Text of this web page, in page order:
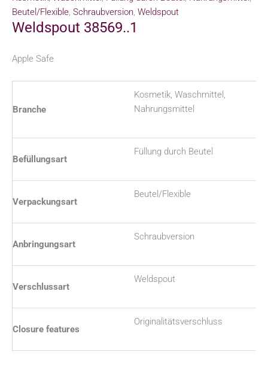
Beutel/Flexible, Schraubversion, Weldspout
Weldspout 38569..1
Apple Safe
Branche
Kosmetik, Waschmittel,
Nahrungsmittel
Befüllungsart
Füllung durch Beutel
Verpackungsart
Beutel/Flexible
Anbringungsart
Schraubversion
Verschlussart
Weldspout
Closure features
Originalitätsverschluss